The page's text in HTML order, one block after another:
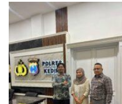
Masyarakat Melanggar
Hukum